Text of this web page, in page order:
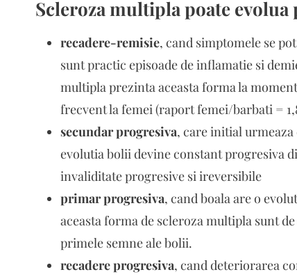
Scleroza multipla poate evolua
recadere-remisie, cand simptomele se
sunt practic episoade de inflamatie si
multipla prezinta aceasta forma la
frecvent la femei (raport femei/barbati =
secundar progresiva, care initial
evolutia bolii devine constant progresiva
invaliditate progresive si ireversibile
primar progresiva, cand boala are o
aceasta forma de scleroza multipla sunt
primele semne ale bolii.
recadere progresiva, cand deteriorarea